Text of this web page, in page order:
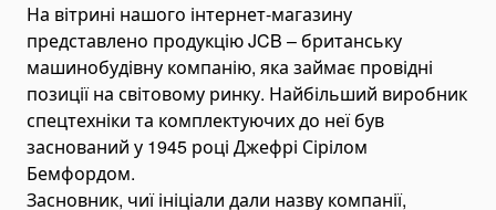
Фронтальні навантажувачі
Складські навантажувачі
Навантажувачі для піддонів
Міні-навантажувачі
Телескопічні навантажувачі
Вилкові навантажувачі
На вітрині нашого інтернет-магазину
представлено продукцію JCB – британську
машинобудівну компанію, яка займає провідні
позиції на світовому ринку. Найбільший виробник
спецтехніки та комплектуючих до неї був
заснований у 1945 році Джефрі Сірілом
Бемфордом.
Засновник, чиї ініціали дали назву компанії,